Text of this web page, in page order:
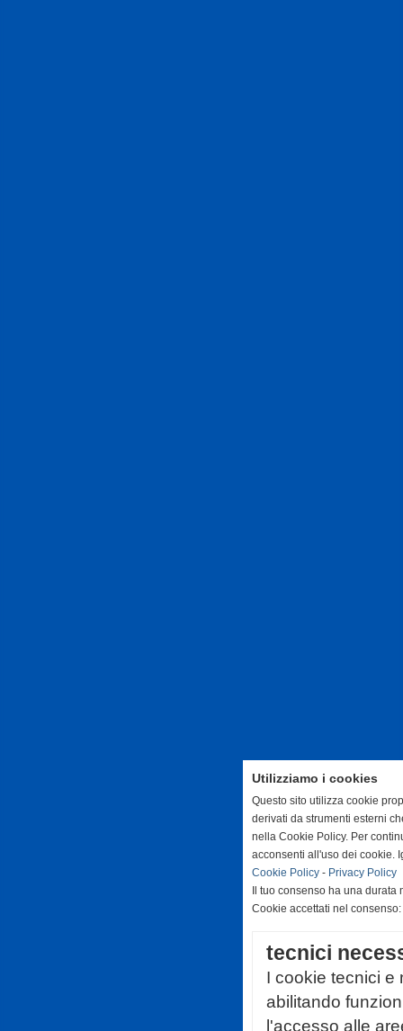
Utilizziamo i cookies
Questo sito utilizza cookie
derivati da strumenti esterni
nella Cookie Policy. Per
acconsenti all'uso dei cookie.
Cookie Policy - Privacy Policy
Il tuo consenso ha una durata
Cookie accettati nel
tecnici
I cookie tecnici e
abilitando
l'accesso alle